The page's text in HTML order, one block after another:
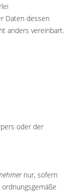
Daten dessen
anders vereinbart.
oder der
nur, sofern